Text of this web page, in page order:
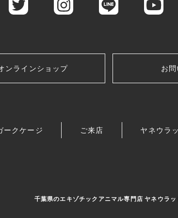
ンラインショップ お
ークケージ ご来店 ヤネウラ
千葉県のエキゾチックアニマル専門店 ヤネウラッ